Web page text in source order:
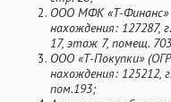
ООО МФК «Т-Финанс»
нахождения: 127287,
17, этаж 7, помещ.
ООО «Т-Покупки»
нахождения: 125212,
пом.193;